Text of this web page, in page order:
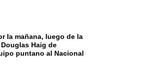
la mañana, luego de la
Haig de
puntano al Nacional